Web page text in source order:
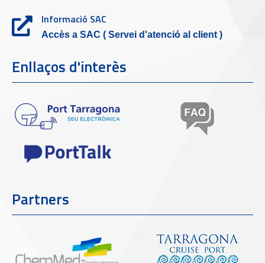
Informació SAC
Accès a SAC ( Servei d'atenció al client )
Enllaços d'interès
Partners